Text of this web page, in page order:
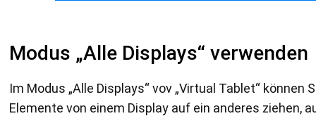
Modus „Alle Displays“ verwenden
Im Modus „Alle Displays“ vov „Virtual Tablet“ können
Elemente von einem Display auf ein anderes ziehen,